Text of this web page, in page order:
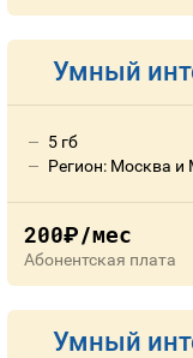
Умный
5 гб
Регион: Москва и
200руб./мес
Абонентская плата
Умный